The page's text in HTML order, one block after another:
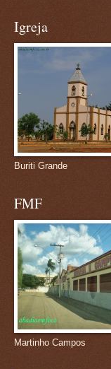
Igreja
Buriti Grande
FMF
Martinho Campos